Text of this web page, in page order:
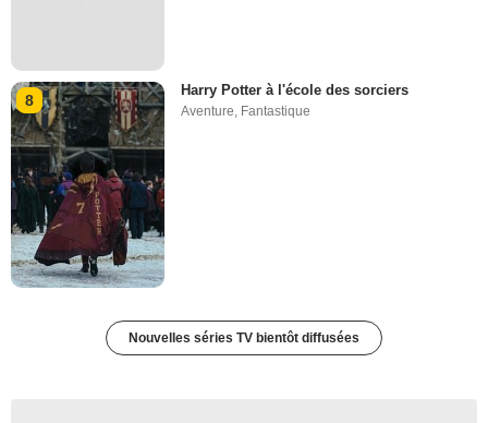
8
Harry Potter à l'école des sorciers
Aventure, Fantastique
Nouvelles séries TV bientôt diffusées